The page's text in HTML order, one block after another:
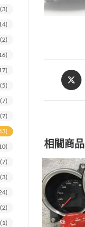
Opens
in
相關商品
(3)
(2)
(5)
(7)
(7)
(7)
(3)
(2)
(1)